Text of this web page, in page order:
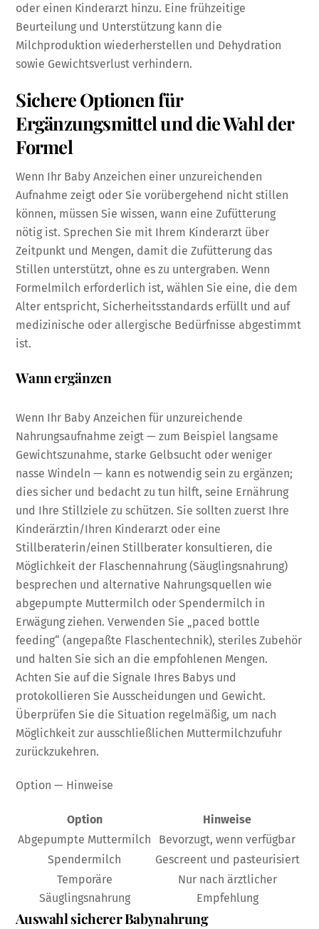
oder einen Kinderarzt hinzu. Eine frühzeitige
Beurteilung und Unterstützung kann die
Milchproduktion wiederherstellen und Dehydration
sowie Gewichtsverlust verhindern.
Sichere Optionen für
Ergänzungsmittel und die Wahl der
Formel
Wenn Ihr Baby Anzeichen einer unzureichenden
Aufnahme zeigt oder Sie vorübergehend nicht stillen
können, müssen Sie wissen, wann eine Zufütterung
nötig ist. Sprechen Sie mit Ihrem Kinderarzt über
Zeitpunkt und Mengen, damit die Zufütterung das
Stillen unterstützt, ohne es zu untergraben. Wenn
Formelmilch erforderlich ist, wählen Sie eine, die dem
Alter entspricht, Sicherheitsstandards erfüllt und auf
medizinische oder allergische Bedürfnisse abgestimmt
ist.
Wann ergänzen
Wenn Ihr Baby Anzeichen für unzureichende
Nahrungsaufnahme zeigt — zum Beispiel langsame
Gewichtszunahme, starke Gelbsucht oder weniger
nasse Windeln — kann es notwendig sein zu ergänzen;
dies sicher und bedacht zu tun hilft, seine Ernährung
und Ihre Stillziele zu schützen. Sie sollten zuerst Ihre
Kinderärztin/Ihren Kinderarzt oder eine
Stillberaterin/einen Stillberater konsultieren, die
Möglichkeit der Flaschennahrung (Säuglingsnahrung)
besprechen und alternative Nahrungsquellen wie
abgepumpte Muttermilch oder Spendermilch in
Erwägung ziehen. Verwenden Sie „paced bottle
feeding“ (angepaßte Flaschentechnik), steriles Zubehör
und halten Sie sich an die empfohlenen Mengen.
Achten Sie auf die Signale Ihres Babys und
protokollieren Sie Ausscheidungen und Gewicht.
Überprüfen Sie die Situation regelmäßig, um nach
Möglichkeit zur ausschließlichen Muttermilchzufuhr
zurückzukehren.
Option — Hinweise
Option
Hinweise
Abgepumpte Muttermilch
Bevorzugt, wenn verfügbar
Spendermilch
Gescreent und pasteurisiert
Temporäre
Säuglingsnahrung
Nur nach ärztlicher
Empfehlung
Auswahl sicherer Babynahrung